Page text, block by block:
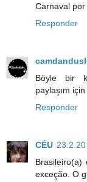
Carnaval por
Responder
Böyle bir
paylaşım
Responder
CÉU 23.2.20
exceção. O